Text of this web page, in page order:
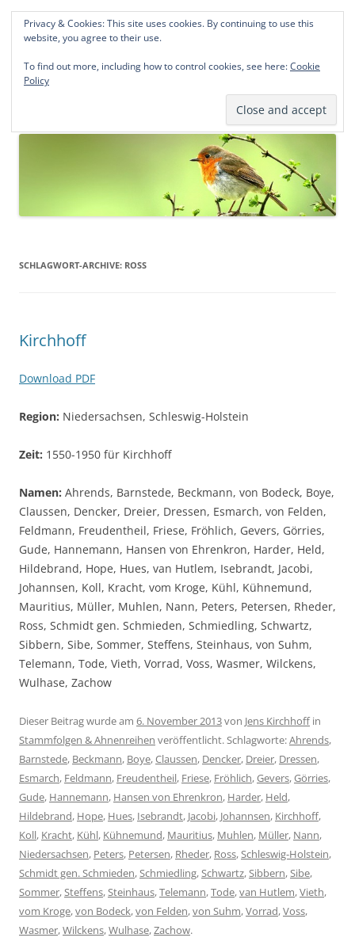
Norddeutsche Genealogien
Michael Kohlhaas und Jens Kirchhoff
springen
SCHLAGWORT-ARCHIVE: ROSS
Kirchhoff
Download PDF
Region: Niedersachsen, Schleswig-Holstein
Zeit: 1550-1950 für Kirchhoff
Namen: Ahrends, Barnstede, Beckmann, von Bodeck, Boye,
Claussen, Dencker, Dreier, Dressen, Esmarch, von Felden,
Feldmann, Freudentheil, Friese, Fröhlich, Gevers, Görries,
Gude, Hannemann, Hansen von Ehrenkron, Harder, Held,
Hildebrand, Hope, Hues, van Hutlem, Isebrandt, Jacobi,
Johannsen, Koll, Kracht, vom Kroge, Kühl, Kühnemund,
Mauritius, Müller, Muhlen, Nann, Peters, Petersen, Rheder,
Ross, Schmidt gen. Schmieden, Schmiedling, Schwartz,
Sibbern, Sibe, Sommer, Steffens, Steinhaus, von Suhm,
Telemann, Tode, Vieth, Vorrad, Voss, Wasmer, Wilckens,
Wulhase, Zachow
Dieser Beitrag wurde am 6. November 2013von Jens Kirchhoffin
Stammfolgen & Ahnenreihen veröffentlicht. Schlagworte:Ahrends,
Barnstede, Beckmann, Boye,Claussen, Dencker, Dreier, Dressen,
Esmarch, Feldmann, Freudentheil, Friese, Fröhlich,Gevers,Görries,
Gude, Hannemann, Hansen von Ehrenkron, Harder, Held,
Hildebrand, Hope, Hues, Isebrandt, Jacobi, Johannsen, Kirchhoff,
Koll, Kracht, Kühl, Kühnemund, Mauritius, Muhlen, Müller, Nann,
Niedersachsen, Peters, Petersen, Rheder, Ross,Schleswig-Holstein,
Schmidt gen. Schmieden,Schmiedling,Schwartz,Sibbern,Sibe,
Sommer,Steffens,Steinhaus,Telemann,Tode,van Hutlem,Vieth,
vom Kroge,von Bodeck,von Felden,von Suhm,Vorrad,Voss,
Wasmer,Wilckens,Wulhase,Zachow.
Privacy & Cookies: This site uses cookies. By continuing to use this
website, you agree to their use.
To find out more, including how to control cookies, see here:Cookie
Policy